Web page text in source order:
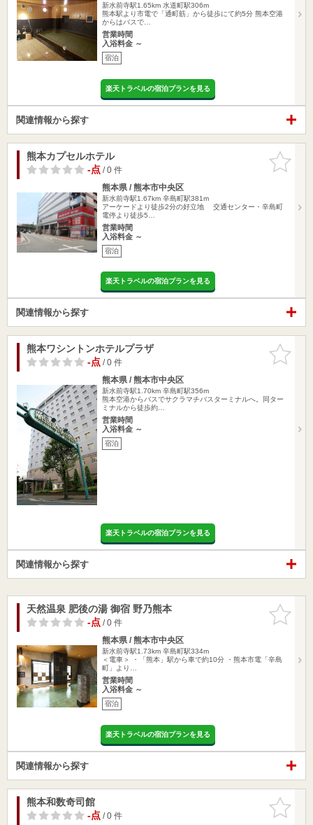
新水前寺駅1.65km 水道町駅306m
熊本駅より市電で「通町筋」から徒歩にて約5分 熊本空港
からはバスで…
営業時間
入浴料金 ～
宿泊
楽天トラベルの宿泊プランを見る
関連情報から探す
お気に入
りに追加
熊本カプセルホテル
-点/ 0 件
熊本県 / 熊本市中央区
新水前寺駅1.67km 辛島町駅381m
アーケードより徒歩2分の好立地 交通センター・辛島町
電停より徒歩5…
営業時間
入浴料金 ～
宿泊
楽天トラベルの宿泊プランを見る
関連情報から探す
お気に入
りに追加
熊本ワシントンホテルプラザ
-点/ 0 件
熊本県 / 熊本市中央区
新水前寺駅1.70km 辛島町駅356m
熊本空港からバスでサクラマチバスターミナルへ。同ター
ミナルから徒歩約…
営業時間
入浴料金 ～
宿泊
楽天トラベルの宿泊プランを見る
関連情報から探す
お気に入
りに追加
天然温泉 肥後の湯 御宿 野乃熊本
-点/ 0 件
熊本県 / 熊本市中央区
新水前寺駅1.73km 辛島町駅334m
＜電車＞ ・「熊本」駅から車で約10分 ・熊本市電「辛島
町」より…
営業時間
入浴料金 ～
宿泊
楽天トラベルの宿泊プランを見る
関連情報から探す
お気に入
りに追加
熊本和数奇司館
-点/ 0 件